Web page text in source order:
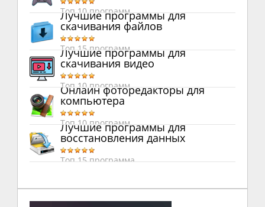
Топ 10 программ
Лучшие программы для
скачивания файлов
Топ 15 программ
Лучшие программы для
скачивания видео
Топ 10 программ
Онлайн фоторедакторы для
компьютера
Топ 10 программ
Лучшие программы для
восстановления данных
Топ 15 программа